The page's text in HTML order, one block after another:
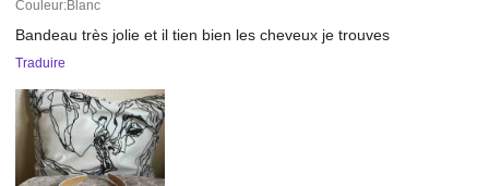
Couleur:Blanc
Bandeautrès jolieet iltien bien lescheveux jetrouves
Traduire